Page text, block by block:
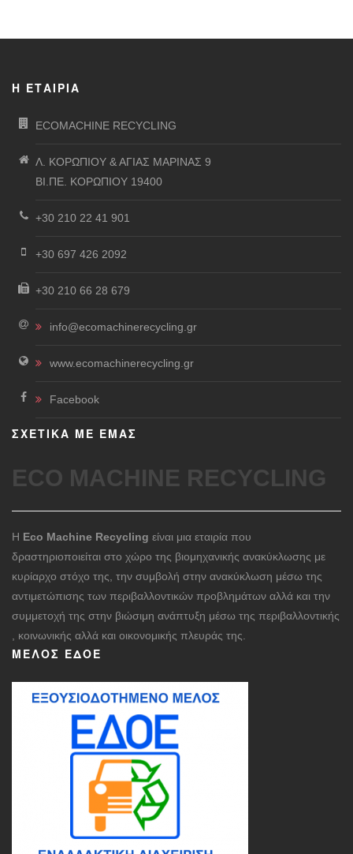
Η ΕΤΑΙΡΊΑ
ECOMACHINE RECYCLING
Λ. ΚΟΡΩΠΙΟΥ & ΑΓΙΑΣ ΜΑΡΙΝΑΣ 9
ΒΙ.ΠΕ. ΚΟΡΩΠΙΟΥ 19400
+30 210 22 41 901
+30 697 426 2092
+30 210 66 28 679
info@ecomachinerecycling.gr
www.ecomachinerecycling.gr
Facebook
ΣΧΕΤΙΚΑ ΜΕ ΕΜΑΣ
ECO MACHINE RECYCLING
Η Eco Machine Recycling είναι μια εταιρία που
δραστηριοποιείται στο χώρο της βιομηχανικής ανακύκλωσης με
κυρίαρχο στόχο της, την συμβολή στην ανακύκλωση μέσω της
αντιμετώπισης των περιβαλλοντικών προβλημάτων αλλά και την
συμμετοχή της στην βιώσιμη ανάπτυξη μέσω της περιβαλλοντικής
, κοινωνικής αλλά και οικονομικής πλευράς της.
ΜΈΛΟΣ ΕΔΟΕ